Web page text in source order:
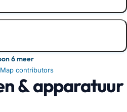
6 meer
contributors
& apparatuur